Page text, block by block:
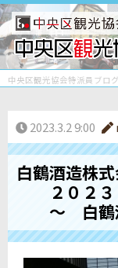
中央区観光協会特派員ブログ
2023.3.2 9:00
白鶴酒造株
２０２３
～ 白鶴